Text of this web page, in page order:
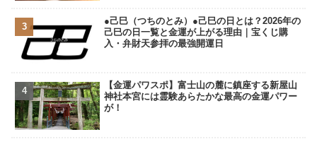
●己巳（つちのとみ）●己巳の日とは？2026年の
己巳の日一覧と金運が上がる理由｜宝くじ購
入・弁財天参拝の最強開運日
【金運パワスポ】富士山の麓に鎮座する新屋山
神社本宮には霊験あらたかな最高の金運パワー
が！